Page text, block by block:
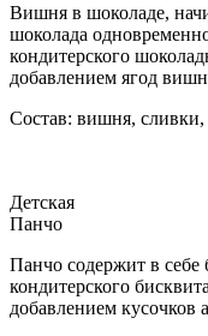
Вишня в шоколаде,
шоколада
кондитерского
добавлением ягод
Состав: вишня, сливки,
Детская
Панчо
Панчо содержит в
кондитерского
добавлением кусочков